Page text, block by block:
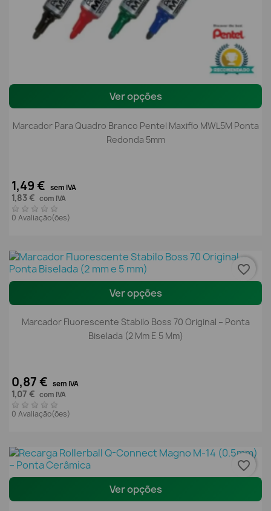
Ver opções
Marcador Para Quadro Branco Pentel Maxiflo MWL5M Ponta
Redonda 5mm
1,49 € sem IVA
1,83 € com IVA
0 Avaliação(ões)
Ver opções
Marcador Fluorescente Stabilo Boss 70 Original – Ponta
Biselada (2 Mm E 5 Mm)
0,87 € sem IVA
1,07 € com IVA
0 Avaliação(ões)
favorite_border
Ver opções
favorite_border